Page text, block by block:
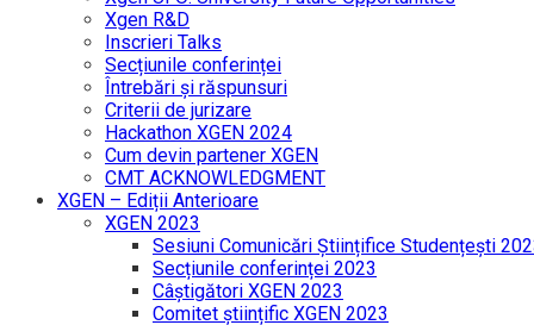
Xgen R&D
Inscrieri Talks
Secțiunile conferinței
Întrebări și răspunsuri
Criterii de jurizare
Hackathon XGEN 2024
Cum devin partener XGEN
CMT ACKNOWLEDGMENT
XGEN – Ediții Anterioare
XGEN 2023
Sesiuni Comunicări Științifice Studențești
Secțiunile conferinței 2023
Câștigători XGEN 2023
Comitet științific XGEN 2023